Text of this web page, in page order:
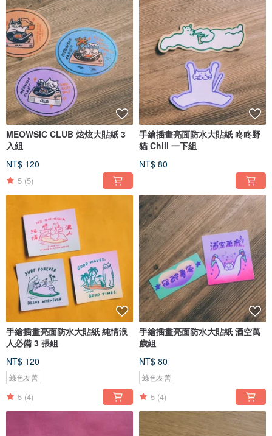
MEOWSIC CLUB 炫炫大貼紙 3
入組
NT$ 120
5 (5)
手繪插畫亮面防水大貼紙 咚咚野
貓 Chill 一下組
NT$ 80
手繪插畫亮面防水大貼紙 純情浪
人必備 3 張組
NT$ 120
綠色友善
5 (4)
手繪插畫亮面防水大貼紙 酒空萬
歲組
NT$ 80
綠色友善
5 (4)